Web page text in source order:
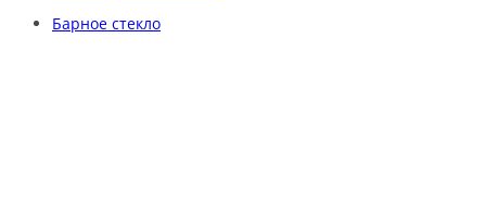
Барное стекло